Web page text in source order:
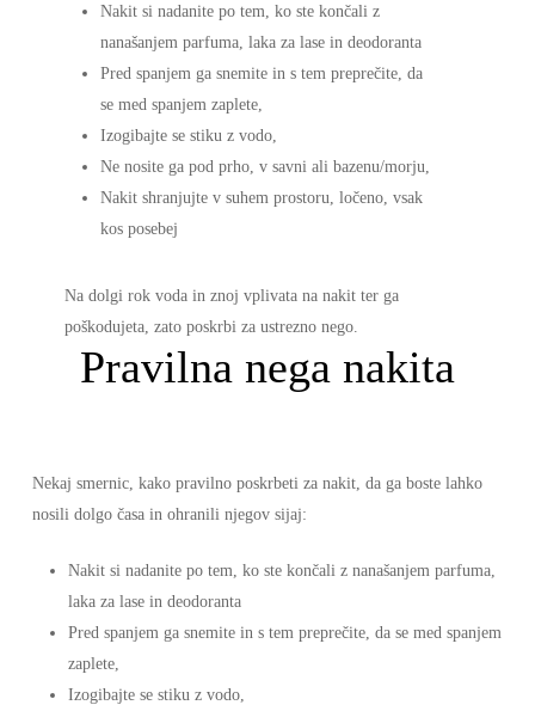
Nakit si nadanite po tem, ko ste končali z
nanašanjem parfuma, laka za lase in deodoranta
Pred spanjem ga snemite in s tem preprečite, da
se med spanjem zaplete,
Izogibajte se stiku z vodo,
Ne nosite ga pod prho, v savni ali bazenu/morju,
Nakit shranjujte v suhem prostoru, ločeno, vsak
kos posebej
Na dolgi rok voda in znoj vplivata na nakit ter ga
poškodujeta, zato poskrbi za ustrezno nego.
Pravilna nega nakita
Nekaj smernic, kako pravilno poskrbeti za nakit, da ga boste lahko
nosili dolgo časa in ohranili njegov sijaj:
Nakit si nadanite po tem, ko ste končali z nanašanjem parfuma,
laka za lase in deodoranta
Pred spanjem ga snemite in s tem preprečite, da se med spanjem
zaplete,
Izogibajte se stiku z vodo,